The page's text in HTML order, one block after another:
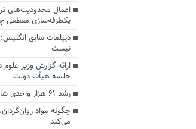
اعمال محدودیت‌های
یکطرفه‌سازی مقطعی
دیپلمات سابق
نیست
ارائه گزارش وزیر علوم
جلسه هیأت دولت
رشد ۶۱ هزار واحدی شاخص بورس
چگونه مواد
می‌کند